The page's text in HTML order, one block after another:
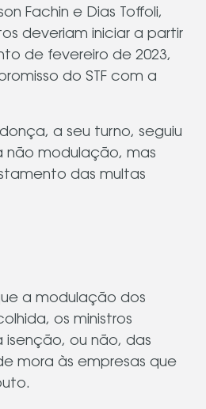
Fachin e Dias Toffoli,
deveriam iniciar a partir
de fevereiro de 2023,
do STF com a
a seu turno, seguiu
modulação, mas
das multas
a modulação dos
os ministros
isenção, ou não, das
mora às empresas que